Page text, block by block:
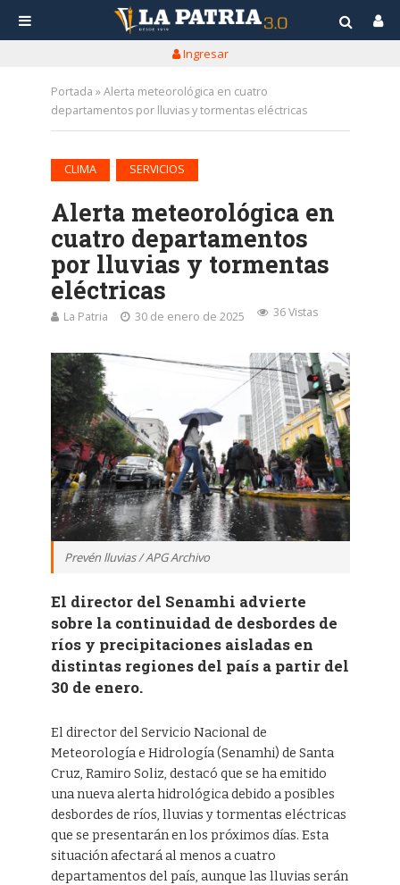
Ingresar
Portada »Alerta meteorológica en cuatro
departamentos por lluvias y tormentas eléctricas
CLIMA SERVICIOS
Alerta meteorológica en
cuatro departamentos
por lluvias y tormentas
eléctricas
La Patria 30 de enero de 2025 36 Vistas
Prevén lluvias / APG Archivo
El director del Senamhi advierte
sobre la continuidad de desbordes de
ríos y precipitaciones aisladas en
distintas regiones del país a partir del
30 de enero.
El director del Servicio Nacional de
Meteorología e Hidrología (Senamhi) de Santa
Cruz, Ramiro Soliz, destacó que se ha emitido
una nueva alerta hidrológica debido a posibles
desbordes de ríos, lluvias y tormentas eléctricas
que se presentarán en los próximos días. Esta
situación afectará al menos a cuatro
departamentos del país, aunque las lluvias serán